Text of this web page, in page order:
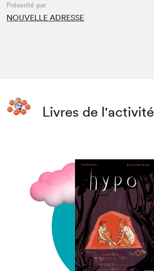
Présenté par
NOUVELLE ADRESSE
Livres de l'activité